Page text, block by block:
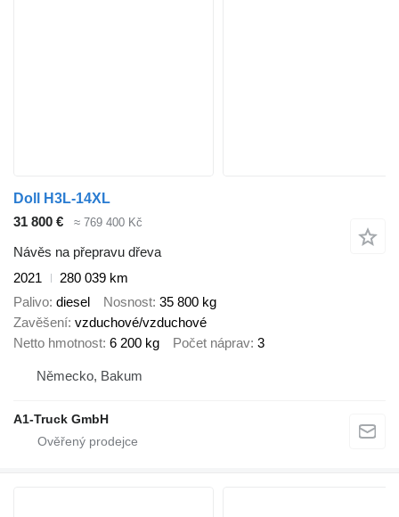
Doll H3L-14XL
31 800 €
≈ 769 400 Kč
Návěs na přepravu dřeva
2021
280 039 km
Palivo diesel Nosnost 35 800 kg
Zavěšení vzduchové/vzduchové
Netto hmotnost 6 200 kg Počet náprav 3
Německo, Bakum
A1-Truck GmbH